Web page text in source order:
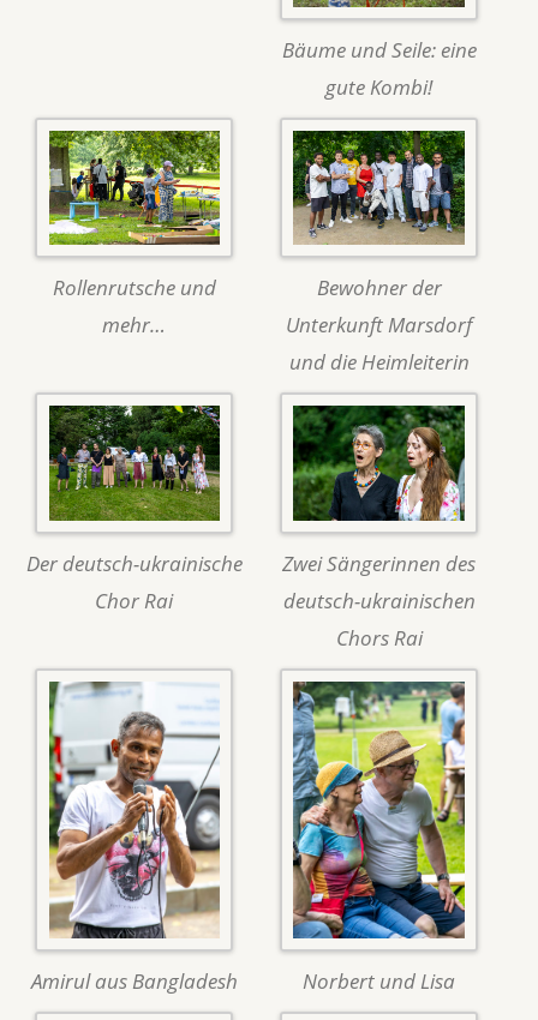
Bäume und Seile: eine
gute Kombi!
Rollenrutsche und
mehr…
Bewohner der
Unterkunft Marsdorf
und die Heimleiterin
Der deutsch-ukrainische
Chor Rai
Zwei Sängerinnen des
deutsch-ukrainischen
Chors Rai
Amirul aus Bangladesh Norbert und Lisa